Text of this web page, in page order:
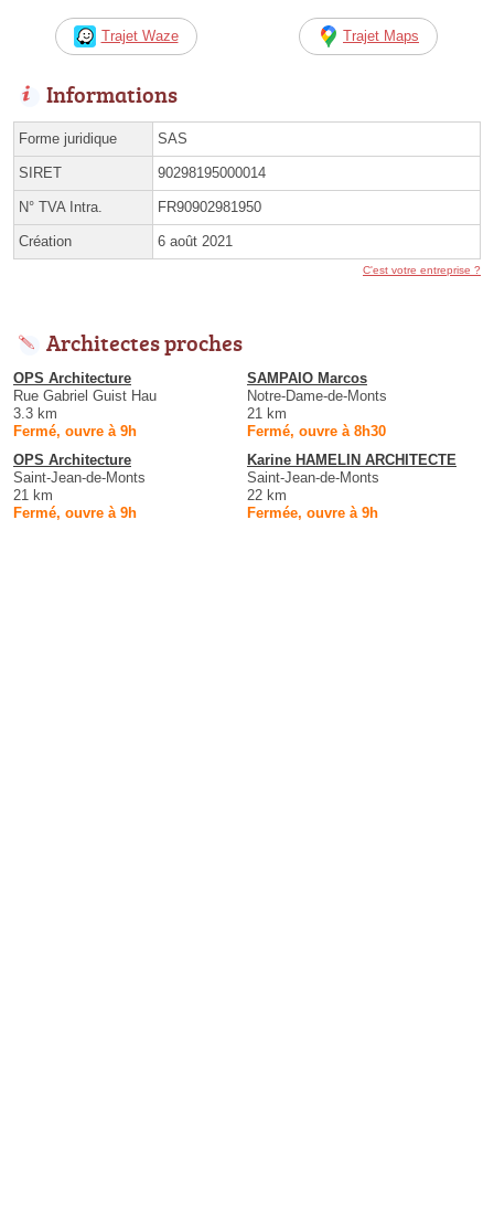
Trajet Waze Trajet Maps
Informations
Forme juridique SAS
SIRET 90298195000014
N° TVA Intra. FR90902981950
Création 6 août 2021
C'est votre entreprise ?
Architectes proches
OPS Architecture
Rue Gabriel Guist Hau
3.3 km
Fermé, ouvre à 9h
SAMPAIO Marcos
Notre-Dame-de-Monts
21 km
Fermé, ouvre à 8h30
OPS Architecture
Saint-Jean-de-Monts
21 km
Fermé, ouvre à 9h
Karine HAMELIN ARCHITECTE
Saint-Jean-de-Monts
22 km
Fermée, ouvre à 9h